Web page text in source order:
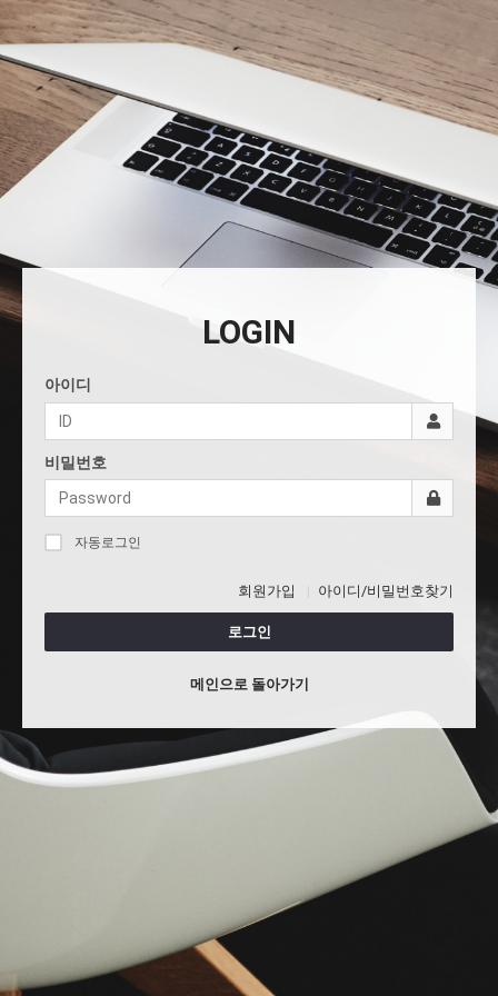
LOGIN
아이디
비밀번호
자동로그인
회원가입 아이디/비밀번호찾기
로그인
메인으로 돌아가기